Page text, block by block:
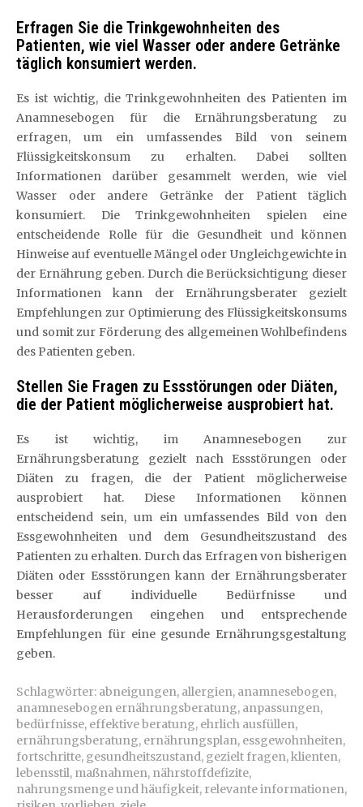
Erfragen Sie die Trinkgewohnheiten des
Patienten, wie viel Wasser oder andere Getränke
täglich konsumiert werden.
Es ist wichtig, die Trinkgewohnheiten des Patienten im
Anamnesebogen für die Ernährungsberatung zu
erfragen, um ein umfassendes Bild von seinem
Flüssigkeitskonsum zu erhalten. Dabei sollten
Informationen darüber gesammelt werden, wie viel
Wasser oder andere Getränke der Patient täglich
konsumiert. Die Trinkgewohnheiten spielen eine
entscheidende Rolle für die Gesundheit und können
Hinweise auf eventuelle Mängel oder Ungleichgewichte in
der Ernährung geben. Durch die Berücksichtigung dieser
Informationen kann der Ernährungsberater gezielt
Empfehlungen zur Optimierung des Flüssigkeitskonsums
und somit zur Förderung des allgemeinen Wohlbefindens
des Patienten geben.
Stellen Sie Fragen zu Essstörungen oder Diäten,
die der Patient möglicherweise ausprobiert hat.
Es ist wichtig, im Anamnesebogen zur
Ernährungsberatung gezielt nach Essstörungen oder
Diäten zu fragen, die der Patient möglicherweise
ausprobiert hat. Diese Informationen können
entscheidend sein, um ein umfassendes Bild von den
Essgewohnheiten und dem Gesundheitszustand des
Patienten zu erhalten. Durch das Erfragen von bisherigen
Diäten oder Essstörungen kann der Ernährungsberater
besser auf individuelle Bedürfnisse und
Herausforderungen eingehen und entsprechende
Empfehlungen für eine gesunde Ernährungsgestaltung
geben.
Schlagwörter: abneigungen, allergien, anamnesebogen,
anamnesebogen ernährungsberatung, anpassungen,
bedürfnisse, effektive beratung, ehrlich ausfüllen,
ernährungsberatung, ernährungsplan, essgewohnheiten,
fortschritte, gesundheitszustand, gezielt fragen,klienten,
lebensstil, maßnahmen, nährstoffdefizite,
nahrungsmenge und häufigkeit, relevante informationen,